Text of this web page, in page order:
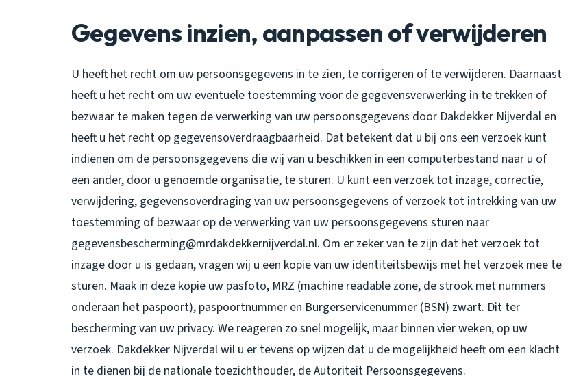
Gegevens inzien, aanpassen of verwijderen
U heeft het recht om uw persoonsgegevens in te zien, te corrigeren of te verwijderen. Daarnaast
heeft u het recht om uw eventuele toestemming voor de gegevensverwerking in te trekken of
bezwaar te maken tegen de verwerking van uw persoonsgegevens door Dakdekker Nijverdal en
heeft u het recht op gegevensoverdraagbaarheid. Dat betekent dat u bij ons een verzoek kunt
indienen om de persoonsgegevens die wij van u beschikken in een computerbestand naar u of
een ander, door u genoemde organisatie, te sturen. U kunt een verzoek tot inzage, correctie,
verwijdering, gegevensoverdraging van uw persoonsgegevens of verzoek tot intrekking van uw
toestemming of bezwaar op de verwerking van uw persoonsgegevens sturen naar
gegevensbescherming@mrdakdekkernijverdal.nl. Om er zeker van te zijn dat het verzoek tot
inzage door u is gedaan, vragen wij u een kopie van uw identiteitsbewijs met het verzoek mee te
sturen. Maak in deze kopie uw pasfoto, MRZ (machine readable zone, de strook met nummers
onderaan het paspoort), paspoortnummer en Burgerservicenummer (BSN) zwart. Dit ter
bescherming van uw privacy. We reageren zo snel mogelijk, maar binnen vier weken, op uw
verzoek. Dakdekker Nijverdal wil u er tevens op wijzen dat u de mogelijkheid heeft om een klacht
in te dienen bij de nationale toezichthouder, de Autoriteit Persoonsgegevens.